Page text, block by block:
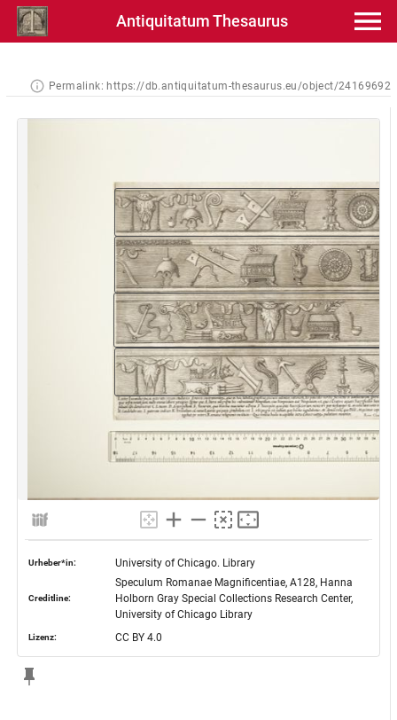
Antiquitatum Thesaurus
Permalink: https://db.antiquitatum-thesaurus.eu/object/24169692
Urheber*in: University of Chicago. Library
Creditline:
Speculum Romanae Magnificentiae, A128, Hanna
Holborn Gray Special Collections Research Center,
University of Chicago Library
Lizenz: CC BY 4.0